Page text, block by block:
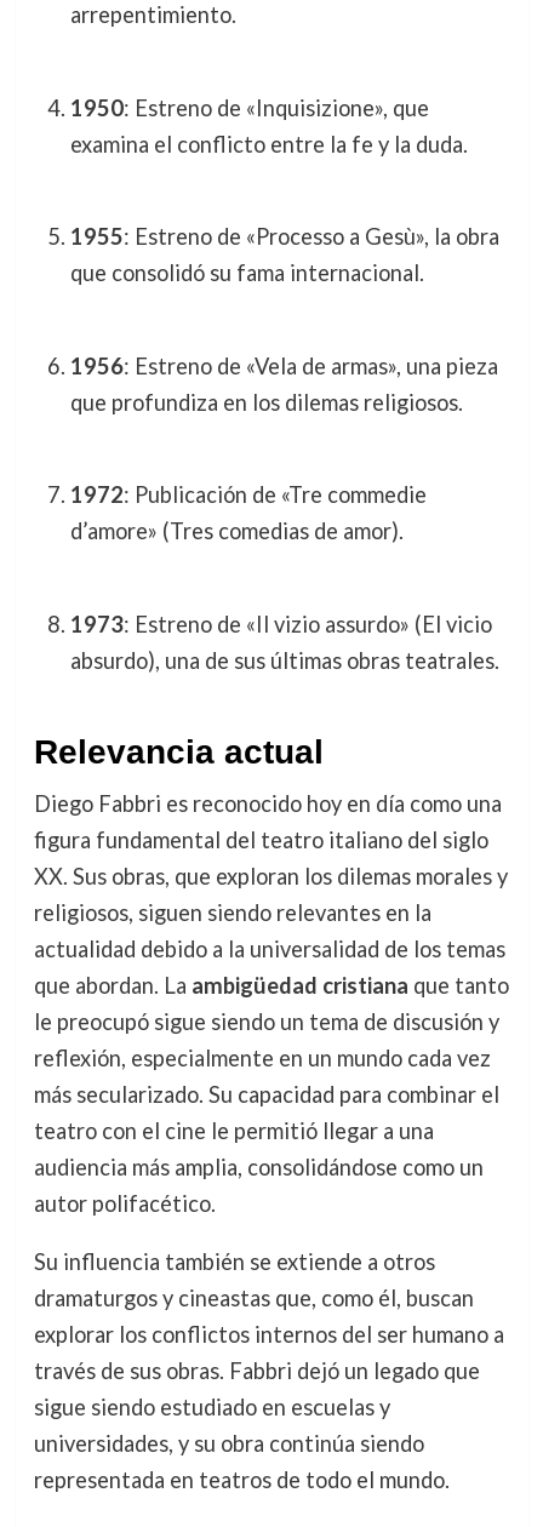
arrepentimiento.
1950: Estreno de «Inquisizione», que
examina el conflicto entre la fe y la duda.
1955: Estreno de «Processo a Gesù», la obra
que consolidó su fama internacional.
1956: Estreno de «Vela de armas», una pieza
que profundiza en los dilemas religiosos.
1972: Publicación de «Tre commedie
d’amore» (Tres comedias de amor).
1973: Estreno de «Il vizio assurdo» (El vicio
absurdo), una de sus últimas obras teatrales.
Relevancia actual
Diego Fabbri es reconocido hoy en día como una
figura fundamental del teatro italiano del siglo
XX. Sus obras, que exploran los dilemas morales y
religiosos, siguen siendo relevantes en la
actualidad debido a la universalidad de los temas
que abordan. La ambigüedad cristiana que tanto
le preocupó sigue siendo un tema de discusión y
reflexión, especialmente en un mundo cada vez
más secularizado. Su capacidad para combinar el
teatro con el cine le permitió llegar a una
audiencia más amplia, consolidándose como un
autor polifacético.
Su influencia también se extiende a otros
dramaturgos y cineastas que, como él, buscan
explorar los conflictos internos del ser humano a
través de sus obras. Fabbri dejó un legado que
sigue siendo estudiado en escuelas y
universidades, y su obra continúa siendo
representada en teatros de todo el mundo.